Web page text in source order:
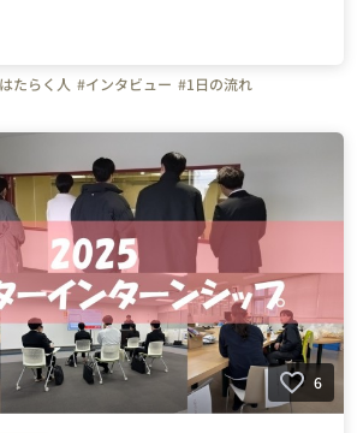
たらく人 #インタビュー #1日の流れ
6